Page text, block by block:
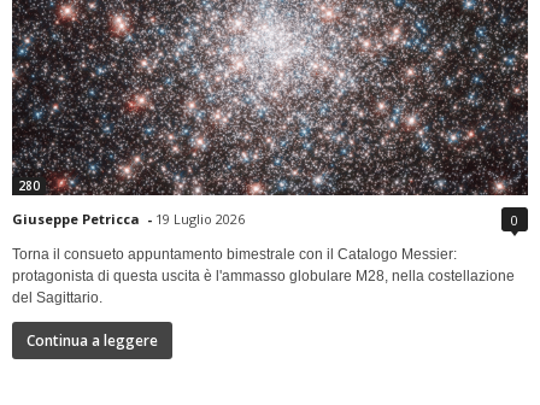
280
Giuseppe Petricca - 19 Luglio 2026 0
Torna il consueto appuntamento bimestrale con il Catalogo Messier:
protagonista di questa uscita è l'ammasso globulare M28, nella costellazione
del Sagittario.
Continua a leggere